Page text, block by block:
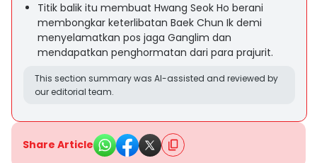
Titik balik itu membuat Hwang Seok Ho berani
membongkar keterlibatan Baek Chun Ik demi
menyelamatkan pos jaga Ganglim dan
mendapatkan penghormatan dari para prajurit.
This section summary was AI-assisted and reviewed by
our editorial team.
Share Article